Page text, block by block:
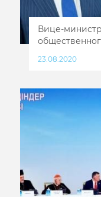
Вице-
23.08.2020